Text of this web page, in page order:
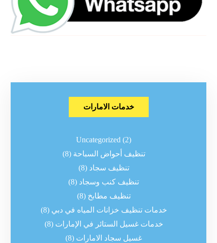
خدمات الامارات
Uncategorized (2)
تنظيف أحواض السباحة (8)
تنظيف سجاد (8)
تنظيف كنب وسجاد (8)
تنظيف مطابخ (8)
خدمات تنظيف خزانات المياه في دبي (8)
خدمات غسيل الستائر في الإمارات (8)
غسيل سجاد الامارات (8)